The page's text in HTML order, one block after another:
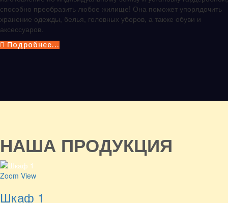
способно преобразить любое жилище! Она поможет упорядочить
хранение одежды, белья, головных уборов, а также обуви и
аксессуаров.
Подробнее...
НАША ПРОДУКЦИЯ
Zoom View
Шкаф 1